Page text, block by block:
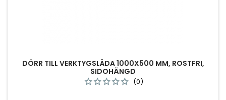
DÖRR TILL VERKTYGSLÅDA 1000X500 MM, ROSTFRI,
SIDOHÄNGD
(0)